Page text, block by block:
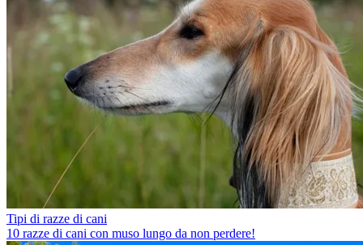
Tipi di razze di cani
10 razze di cani con muso lungo da non perdere!